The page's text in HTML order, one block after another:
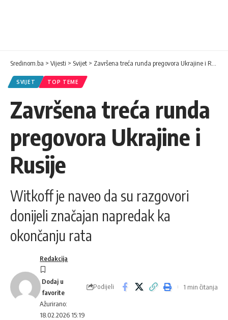
Sredinom.ba > Vijesti > Svijet > Završena treća runda pregovora Ukrajine i Rusije
SVIJET TOP TEME
Završena treća runda
pregovora Ukrajine i
Rusije
Witkoff je naveo da su razgovori
donijeli značajan napredak ka
okončanju rata
Ažurirano:
18.02.2026 15:19
Redakcija
Podijeli 1 min čitanja